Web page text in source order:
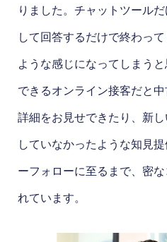
りました。チャットツール
して回答するだけで終わっ
ような感じになってしまう
できるオンライン接客だと
詳細をお見せできたり、新
していなかったような知見
ーフォローに至るまで、密
れています。